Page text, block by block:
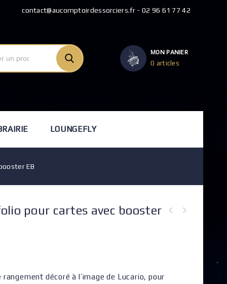
contact@aucomptoirdessorciers.fr - 02 96 61 77 42
MON PANIER
0 articles
LOUNGEFLY
EB
pour cartes avec booster
décoré à l’image de Lucario, pour